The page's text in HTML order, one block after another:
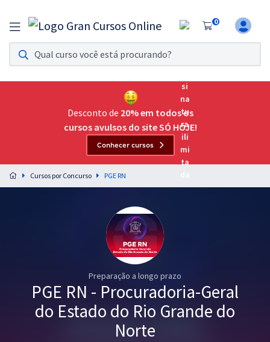
0
Assinatura Ilimitada 11
Acesso a todos os cursos. Teste grátis por 7 dias!
Assinatura OAB Até Passar
Acesso ilimitado a toda preparação para o Exame da
Preparação completa e intensiva para as principais
residências em saúde do Brasil
Graduação
Desconto de 20% em todos os
cursos avulsos do site SÓ HOJE!
Conhecer cursos
Cursos por Concurso PGE RN
Preparação a longo prazo
PGE RN - Procuradoria-Geral
do Estado do Rio Grande do
Norte